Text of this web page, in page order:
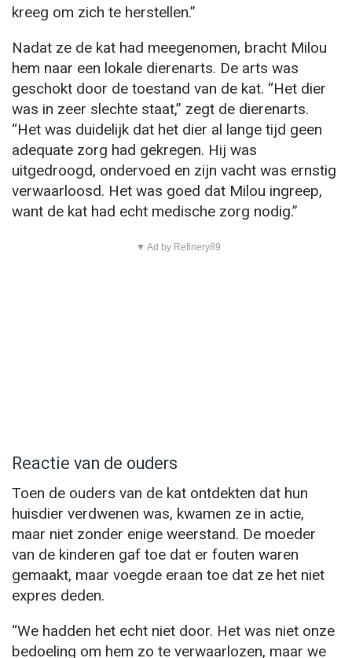
kreeg om zich te herstellen.”
Nadat ze de kat had meegenomen, bracht Milou
hem naar een lokale dierenarts. De arts was
geschokt door de toestand van de kat. “Het dier
was in zeer slechte staat,” zegt de dierenarts.
“Het was duidelijk dat het dier al lange tijd geen
adequate zorg had gekregen. Hij was
uitgedroogd, ondervoed en zijn vacht was ernstig
verwaarloosd. Het was goed dat Milou ingreep,
want de kat had echt medische zorg nodig.”
▼ Ad by Refinery89
Reactie van de ouders
Toen de ouders van de kat ontdekten dat hun
huisdier verdwenen was, kwamen ze in actie,
maar niet zonder enige weerstand. De moeder
van de kinderen gaf toe dat er fouten waren
gemaakt, maar voegde eraan toe dat ze het niet
expres deden.
“We hadden het echt niet door. Het was niet onze
bedoeling om hem zo te verwaarlozen, maar we